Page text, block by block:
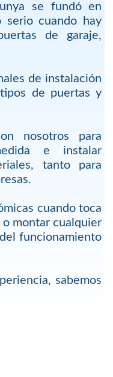
se fundó en
cuando hay
de garaje,
de instalación
de puertas y
nosotros para
e instalar
tanto para
cuando toca
montar cualquier
funcionamiento
sabemos